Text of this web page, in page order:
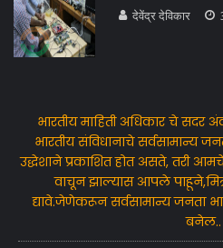
देवेंद्र देविकार
भारतीय माहिती अधिकार चे
भारतीय संविधानाचे सर्वसामान्य
उद्धेशाने प्रकाशित होत असते, तरी
वाचून झाल्यास आपले
द्यावे.जेणेकरून सर्वसामान्य जनता
बनेल..